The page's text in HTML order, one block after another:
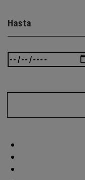
Hasta